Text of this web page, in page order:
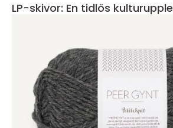
LP-skivor: En tidlös